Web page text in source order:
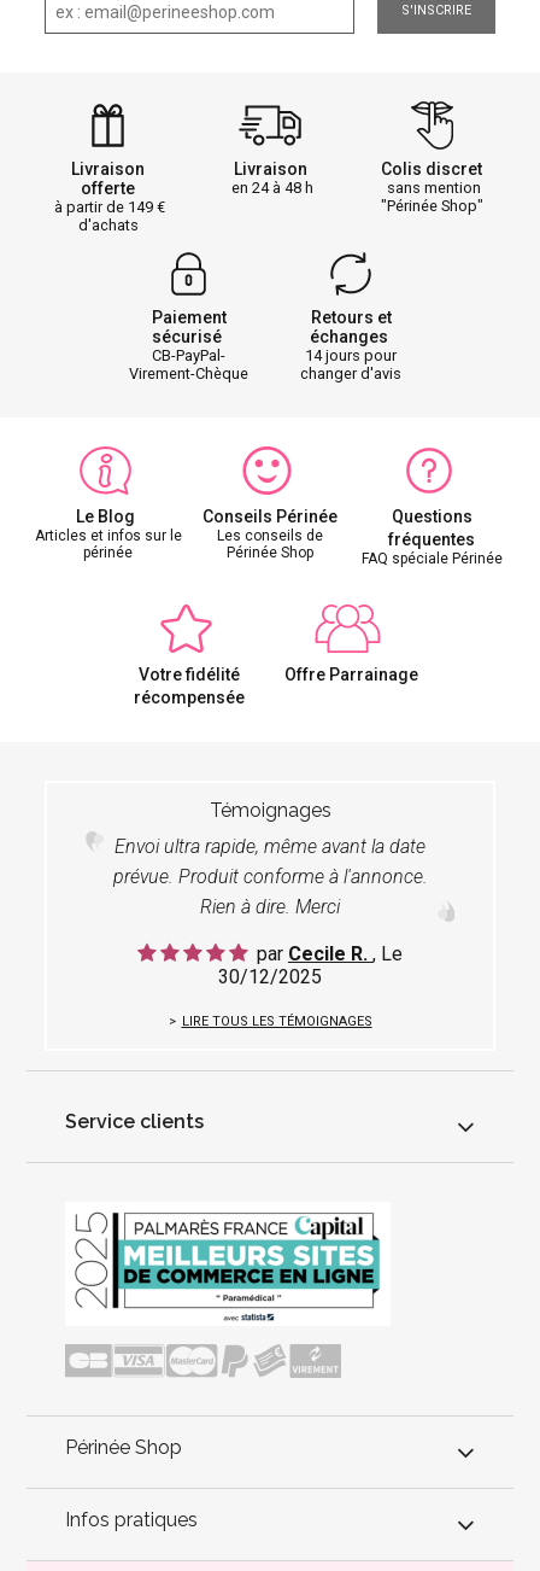
S'INSCRIRE
Livraison
offerte
à partir de 149
d'achats
Livraison
en 24 à 48 h
Colis discret
sans mention
"Périnée Shop"
Paiement
sécurisé
CB-PayPal-
Virement-Chèque
Retours et
échanges
14 jours pour
changer d'avis
Le Blog
Articles et infos sur le
périnée
Conseils Périnée
Les conseils de
Périnée Shop
Questions
fréquentes
FAQ spéciale Périnée
Votre fidélité
récompensée
Offre Parrainage
Témoignages
Envoi ultra rapide, même avant la date
prévue. Produit conforme à l'annonce.
Rien à dire. Merci
par Cecile R. , Le
30/12/2025
LIRE TOUS LES TÉMOIGNAGES
Service clients
Périnée Shop
Infos pratiques